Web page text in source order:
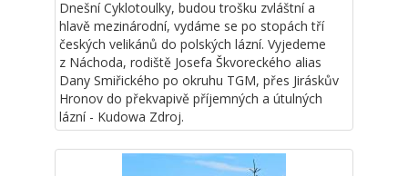
Dnešní Cyklotoulky, budou trošku zvláštní a
hlavě mezinárodní, vydáme se po stopách tří
českých velikánů do polských lázní. Vyjedeme
z Náchoda, rodiště Josefa Škvoreckého alias
Dany Smiřického po okruhu TGM, přes Jiráskův
Hronov do překvapivě příjemných a útulných
lázní - Kudowa Zdroj.